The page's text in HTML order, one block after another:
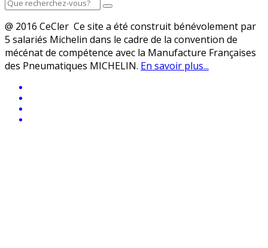
@ 2016 CeCler Ce site a été construit bénévolement par
5 salariés Michelin dans le cadre de la convention de
mécénat de compétence avec la Manufacture Françaises
des Pneumatiques MICHELIN. En savoir plus...